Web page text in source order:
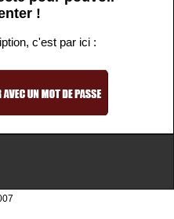
!
c'est par ici :